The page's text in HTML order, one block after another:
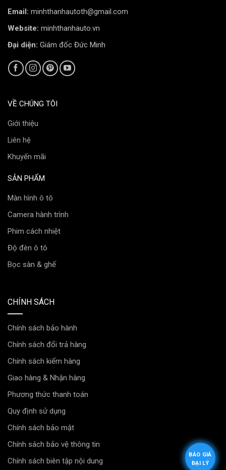
2. Da công nghiệp Thái:
nhiều người tiêu dùng.
Độ bền tốt:Da công nghiệp Thái có độ bền cao hơn
Thẩm mỹ:
3. Da công nghiệp Hàn Quốc cao cấp:
Chất lượng cao:
lượng vượt trội, bền đẹp theo thời gian.
Thoải mái:
Thẩm mỹ:
giống da thật.
Độ bền cao:
thoải mái khi ngồi lâu.
Thẩm mỹ cao:
Lựa chọn phù hợp cho Bọc ghế da ô tô Ford
hợp phụ thuộc vào nhu cầu sử dụng và ngân sách của
bạn.
không ngại chi phí, da thật là lựa chọn tốt nhất.
Nếu bạn muốn một sản phẩm có độ bền tốt, dễ bảo
Email: minhthanhautoth@gmail.com
Website: minhthanhauto.vn
Đại diện: Giám đốc Đức Minh
VỀ CHÚNG TÔI
Giới thiệu
Liên hệ
Khuyến mãi
SẢN PHẨM
Màn hình ô tô
Camera hành trình
Phim cách nhiệt
Độ đèn ô tô
Bọc sàn & ghế
CHÍNH SÁCH
Chính sách bảo hành
Chính sách đổi trả hàng
Chính sách kiểm hàng
Giao hàng & Nhận hàng
Phương thức thanh toán
Quy định sử dụng
Chính sách bảo mật
Chính sách bảo vệ thông tin
Chính sách biên tập nội dung
BÁO GIÁ
ĐẠI LÝ